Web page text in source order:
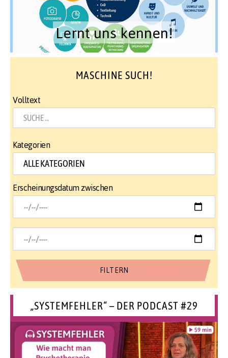
Lernt uns kennen!
MASCHINE SUCH!
Volltext
Kategorien
Erscheinungsdatum zwischen
„SYSTEMFEHLER“ – DER PODCAST #29